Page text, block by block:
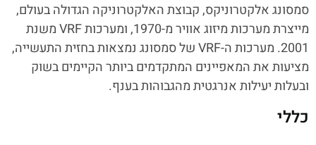
סמסונג אלקטרוניקס, קבוצת האלקטרוניקה הגדולה בעולם,
מייצרת מערכות מיזוג אוויר מ-1970, ומערכות VRF משנת
2001. מערכות ה-VRF של סמסונג נמצאות בחזית התעשייה,
מציעות את המאפיינים המתקדמים ביותר הקיימים בשוק
ובעלות יעילות אנרגטית מהגבוהות בענף.
כללי